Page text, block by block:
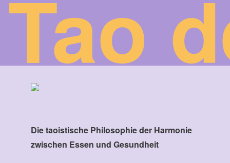
Tao
Die taoistische Philosophie der Harmonie
zwischen Essen und Gesundheit